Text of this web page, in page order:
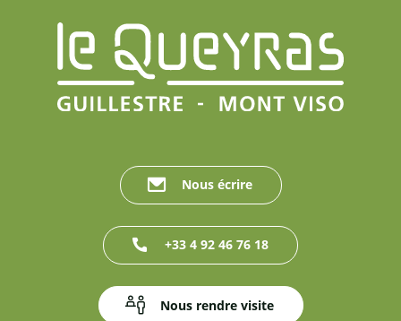
Nous écrire
+33 4 92 46 76 18
Nous rendre visite